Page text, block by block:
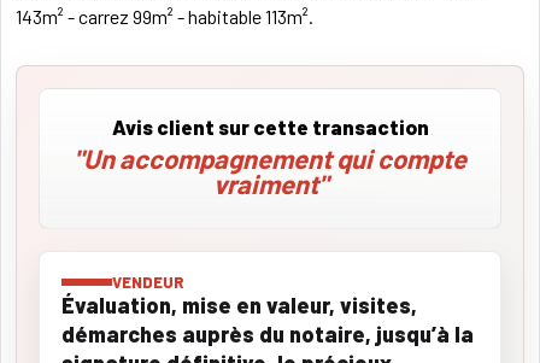
143m² - carrez 99m² - habitable 113m².
Avis client sur cette transaction
"Un accompagnement qui compte
vraiment"
VENDEUR
Évaluation, mise en valeur, visites,
démarches auprès du notaire, jusqu’à la